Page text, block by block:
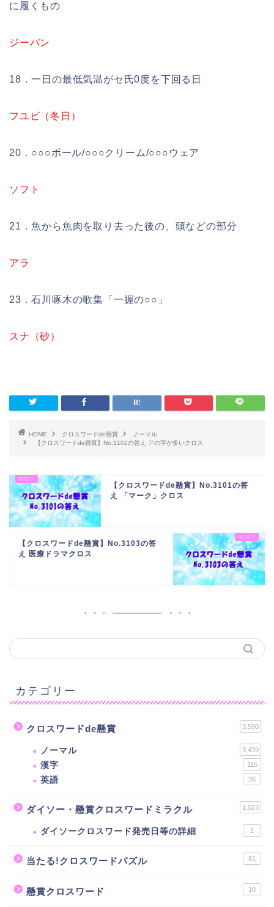
に履くもの
ジーパン
18．一日の最低気温がセ氏0度を下回る日
フユビ（冬日）
20．○○○ボール/○○○クリーム/○○○ウェア
ソフト
21．魚から魚肉を取り去った後の、頭などの部分
アラ
23．石川啄木の歌集「一握の○○」
スナ（砂）
HOME クロスワードde懸賞
ノーマル
【クロスワードde懸賞】No.3102の答え アの字が多いクロス
【クロスワードde懸賞】No.3101の答
え 「マーク」クロス
【クロスワードde懸賞】No.3103の答
え 医療ドラマクロス
カテゴリー
クロスワードde懸賞 3,590
ノーマル 3,439
漢字 115
英語 36
ダイソー・懸賞クロスワードミラクル 1,023
ダイソークロスワード発売日等の詳細 1
当たる!クロスワードパズル 81
懸賞クロスワード 10